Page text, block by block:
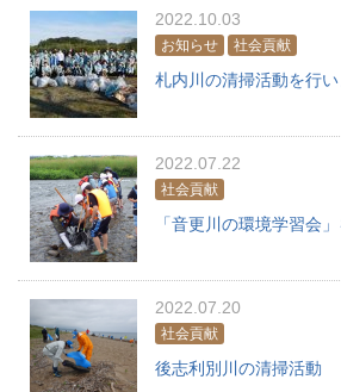
2022.10.03
お知らせ 社会貢献
札内川の清掃活動を行い
2022.07.22
社会貢献
「音更川の環境学習会
2022.07.20
社会貢献
後志利別川の清掃活動